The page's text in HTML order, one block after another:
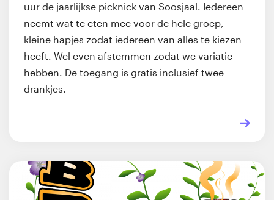
uur de jaarlijkse picknick van Soosjaal. Iedereen
neemt wat te eten mee voor de hele groep,
kleine hapjes zodat iedereen van alles te kiezen
heeft. Wel even afstemmen zodat we variatie
hebben. De toegang is gratis inclusief twee
drankjes.